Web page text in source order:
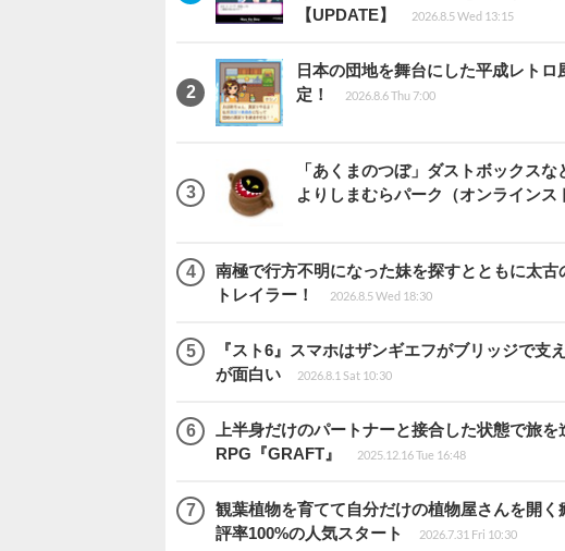
【UPDATE】
2026.8.5 Wed 13:15
日本の団地を舞台にした平成レト
定！
2026.8.6 Thu 7:00
「あくまのつぼ」ダストボックス
よりしまむらパーク（オンラインス
南極で行方不明になった妹を探すとともに太
トレイラー！
2026.8.5 Wed 18:30
『スト6』スマホはザンギエフがブリッジで
が面白い
2026.8.1 Sat 10:30
上半身だけのパートナーと接合した状態で旅
RPG『GRAFT』
2025.12.16 Tue 16:48
観葉植物を育てて自分だけの植物屋さんを開
評率100%の人気スタート
2026.7.31 Fri 10:30